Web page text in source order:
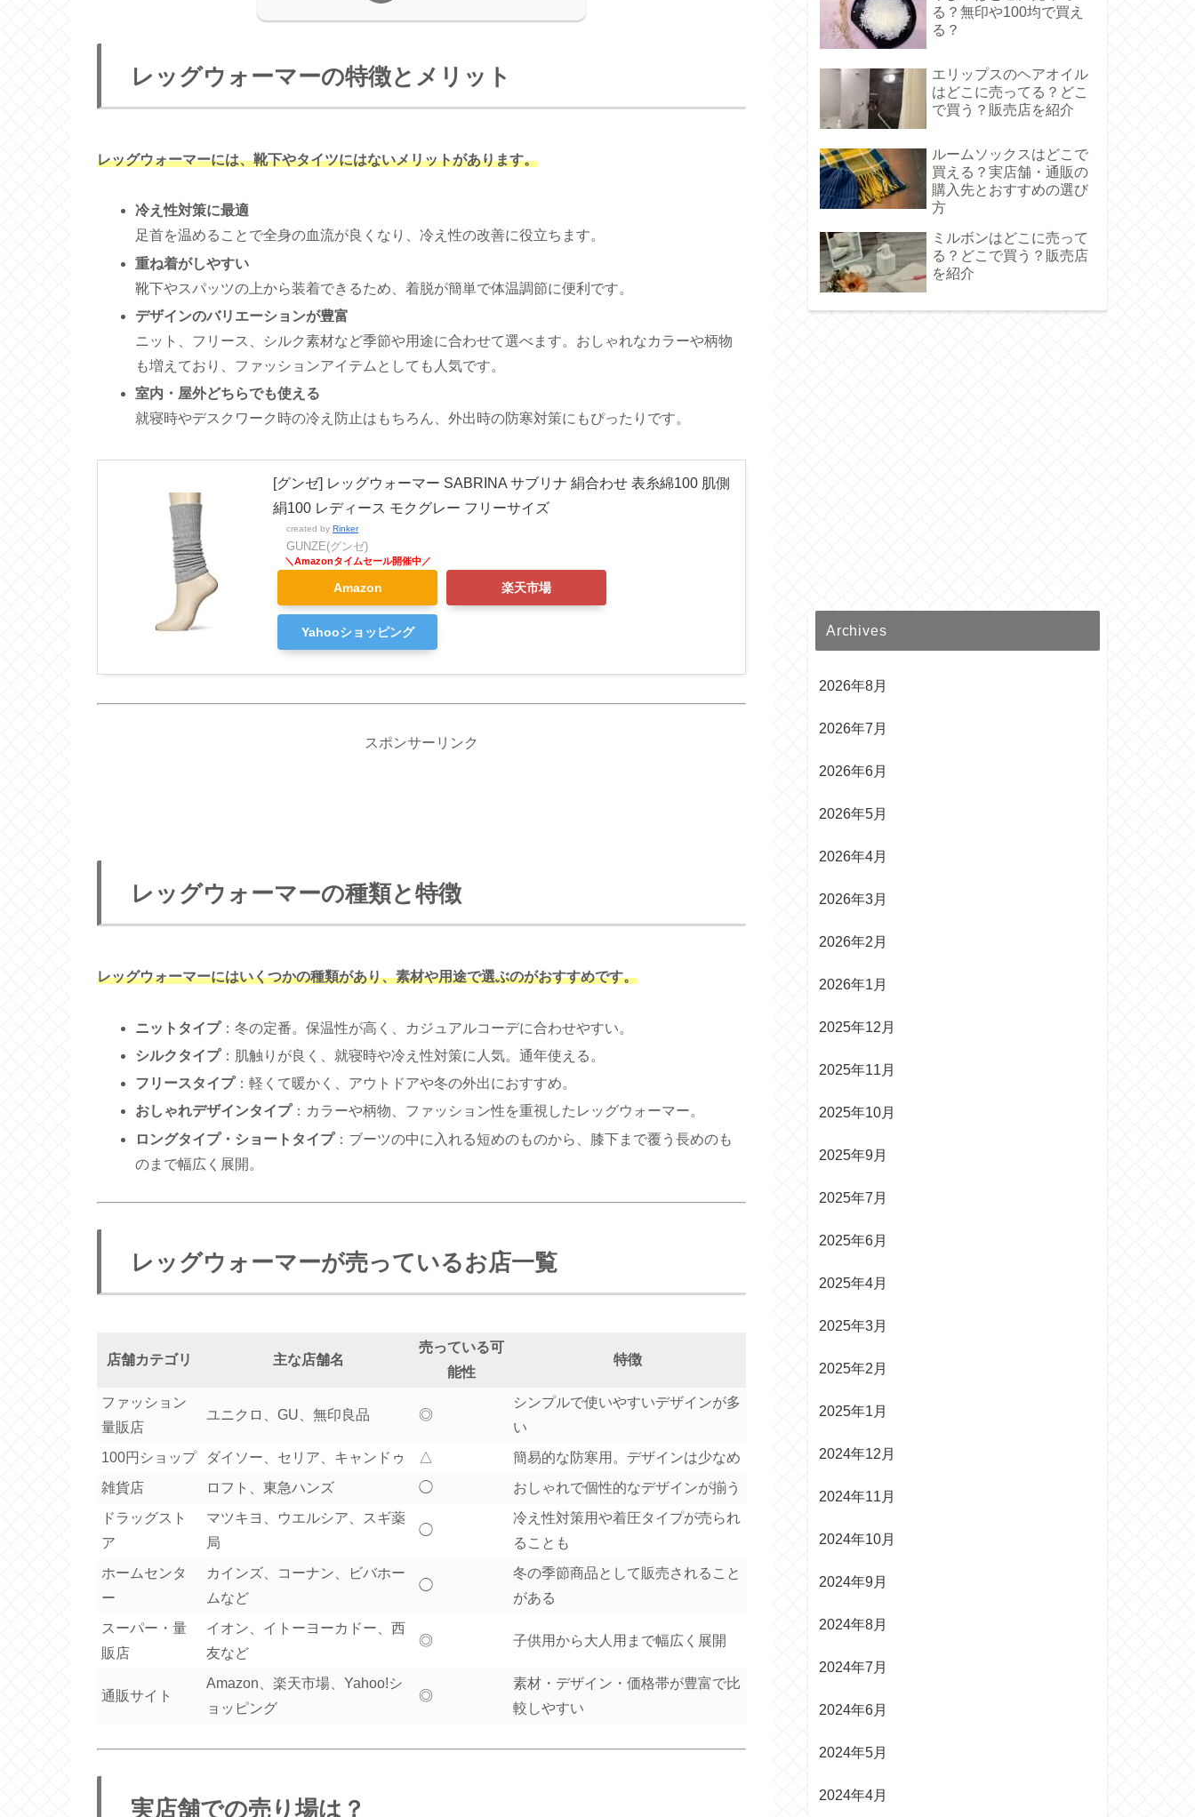
レッグウォーマーの特徴とメリット
レッグウォーマーには、靴下やタイツにはないメリットがあります。
冷え性対策に最適
足首を温めることで全身の血流が良くなり、冷え性の改善に役立ちます。
重ね着がしやすい
靴下やスパッツの上から装着できるため、着脱が簡単で体温調節に便利です。
デザインのバリエーションが豊富
ニット、フリース、シルク素材など季節や用途に合わせて選べます。おしゃれなカラーや柄物
も増えており、ファッションアイテムとしても人気です。
室内・屋外どちらでも使える
就寝時やデスクワーク時の冷え防止はもちろん、外出時の防寒対策にもぴったりです。
[グンゼ] レッグウォーマー SABRINA サブリナ 絹合わせ 表糸綿100 肌側
絹100 レディース モクグレー フリーサイズ
created by Rinker
GUNZE(グンゼ)
Amazon 楽天市場
Yahooショッピング
スポンサーリンク
レッグウォーマーの種類と特徴
レッグウォーマーにはいくつかの種類があり、素材や用途で選ぶのがおすすめです。
ニットタイプ：冬の定番。保温性が高く、カジュアルコーデに合わせやすい。
シルクタイプ：肌触りが良く、就寝時や冷え性対策に人気。通年使える。
フリースタイプ：軽くて暖かく、アウトドアや冬の外出におすすめ。
おしゃれデザインタイプ：カラーや柄物、ファッション性を重視したレッグウォーマー。
ロングタイプ・ショートタイプ：ブーツの中に入れる短めのものから、膝下まで覆う長めのも
のまで幅広く展開。
レッグウォーマーが売っているお店一覧
店舗カテゴリ 主な店舗名
売っている可
能性
特徴
ファッション
量販店
ユニクロ、GU、無印良品 ◎
シンプルで使いやすいデザインが多
い
100円ショップ
ダイソー、セリア、キャンドゥ △
簡易的な防寒用。デザインは少なめ
雑貨店
ロフト、東急ハンズ ◯
おしゃれで個性的なデザインが揃う
ドラッグスト
ア
マツキヨ、ウエルシア、スギ薬
局
◯
冷え性対策用や着圧タイプが売られ
ることも
ホームセンタ
ー
カインズ、コーナン、ビバホー
ムなど
◯
冬の季節商品として販売されること
がある
スーパー・量
販店
イオン、イトーヨーカドー、西
友など
◎ 子供用から大人用まで幅広く展開
通販サイト
Amazon、楽天市場、Yahoo!シ
ョッピング
◎
素材・デザイン・価格帯が豊富で比
較しやすい
実店舗での売り場は？
る？無印や100均で買え
る？
エリップスのヘアオイル
はどこに売ってる？どこ
で買う？販売店を紹介
ルームソックスはどこで
買える？実店舗・通販の
購入先とおすすめの選び
方
ミルボンはどこに売って
る？どこで買う？販売店
を紹介
Archives
2026年8月
2026年7月
2026年6月
2026年5月
2026年4月
2026年3月
2026年2月
2026年1月
2025年12月
2025年11月
2025年10月
2025年9月
2025年7月
2025年6月
2025年4月
2025年3月
2025年2月
2025年1月
2024年12月
2024年11月
2024年10月
2024年9月
2024年8月
2024年7月
2024年6月
2024年5月
2024年4月